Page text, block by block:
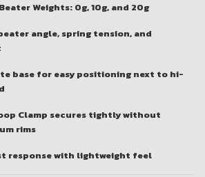
Weights: 0g, 10g, and 20g
angle, spring tension, and
base for easy positioning next to hi-
Clamp secures tightly without
rims
response with lightweight feel